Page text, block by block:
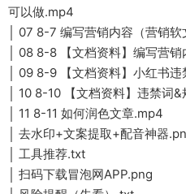
可以做.mp4
│ 07 8-7 编写营销内容（营销
│ 08 8-8 【文档资料】编写营
│ 09 8-9 【文档资料】小红书
│ 10 8-10 【文档资料】违禁词
│ 11 8-11 如何润色文章.mp4
│ 去水印+文案提取+配音神器
│ 工具推荐.txt
│ 扫码下载冒泡网APP.png